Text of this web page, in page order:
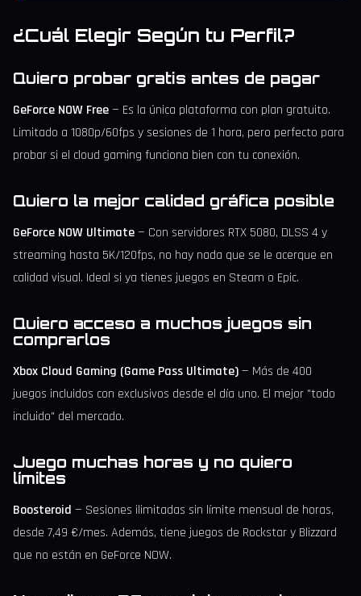
¿Cuál Elegir Según tu Perfil?
Quiero probar gratis antes de pagar
GeForce NOW Free— Es la única plataforma con plan gratuito.
Limitado a 1080p/60fps y sesiones de 1 hora, pero perfecto para
probar si el cloud gaming funciona bien con tu conexión.
Quiero la mejor calidad gráfica posible
GeForce NOW Ultimate— Con servidores RTX 5080, DLSS 4 y
streaming hasta 5K/120fps, no hay nada que se le acerque en
calidad visual. Ideal si ya tienes juegos en Steam o Epic.
Quiero acceso a muchos juegos sin
comprarlos
Xbox Cloud Gaming (Game Pass Ultimate)— Más de 400
juegos incluidos con exclusivos desde el día uno. El mejor "todo
incluido" del mercado.
Juego muchas horas y no quiero
límites
Boosteroid — Sesiones ilimitadas sin límite mensual de horas,
desde 7,49 €/mes. Además, tiene juegos de Rockstar y Blizzard
que no están en GeForce NOW.